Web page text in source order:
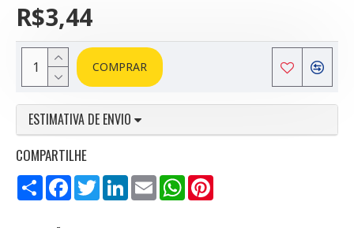
R$3,44
COMPRAR
ESTIMATIVA DE ENVIO
COMPARTILHE
Compartilhar
FacebookTwitterLinkedInEmail WhatsApp